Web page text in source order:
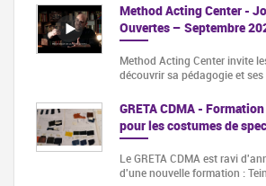
Method Acting Center - Journées Portes
Ouvertes – Septembre
Method Acting Center invite
découvrir sa pédagogie et ses
GRETA CDMA -
pour les costumes de
Le GRETA CDMA est ravi
d'une nouvelle formation :